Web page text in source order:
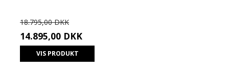
18.795,00 DKK
14.895,00 DKK
VIS PRODUKT